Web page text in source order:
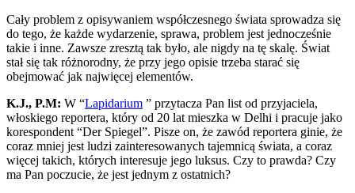
Cały problem z opisywaniem współczesnego świata sprowadza się
do tego, że każde wydarzenie, sprawa, problem jest jednocześnie
takie i inne. Zawsze zresztą tak było, ale nigdy na tę skalę. Świat
stał się tak różnorodny, że przy jego opisie trzeba starać się
obejmować jak najwięcej elementów.
K.J., P.M: W “Lapidarium ” przytacza Pan list od przyjaciela,
włoskiego reportera, który od 20 lat mieszka w Delhi i pracuje jako
korespondent “Der Spiegel”. Pisze on, że zawód reportera ginie, że
coraz mniej jest ludzi zainteresowanych tajemnicą świata, a coraz
więcej takich, których interesuje jego luksus. Czy to prawda? Czy
ma Pan poczucie, że jest jednym z ostatnich?